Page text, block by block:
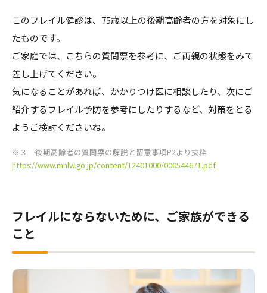
このフレイル健診は、75歳以上の後期高齢者の方を対象にし
たものです。
ご家庭では、こちらの質問票を参考に、ご両親の状態をみて
差し上げてください。
気になることがあれば、かかりつけ医に相談したり、次にご
紹介するフレイル予防を参考にしたりするなど、対策をとる
ようご検討くださいね。
※３ 後期高齢者の質問票の解説と留意事項P2より抜粋
https://www.mhlw.go.jp/content/12401000/000544671.pdf
フレイルにならないために、ご家族ができる
こと